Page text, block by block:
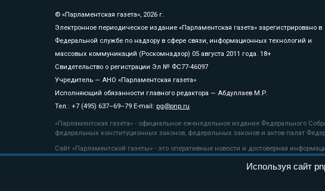
© «Парламентская газета», 2026 г.
Электронное периодическое издание «Парламентская газета» зарегистрировано в
Федеральной службе по надзору в сфере связи, информационных технологий и
массовых коммуникаций (Роскомнадзор) 05 августа 2011 года. 18+
Свидетельство о регистрации Эл № ФС77-46097
Учредитель — АНО «Парламентская газета»
Исполняющий обязанности главного редактора — Абдуллаев М.Р.
Тел.: +7 (495) 637–69–79 E-mail: pg@pnp.ru
«Парламентская газета» - официальное еженедельное издание Федерального
федеральных конституционных законов, федеральных законов и актов палат
Сайт «Парламентской газеты» - это оперативные новости и достоверная
«Парламентской газеты» активная ссылка на pnp.ru обязательна.
рекомендательные технологии
Используя сайт